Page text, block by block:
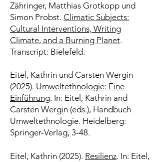
Zähringer, Matthias Grotkopp und
Simon Probst. Climatic Subjects:
Cultural Interventions, Writing
Climate, and a Burning Planet.
Transcript: Bielefeld.
Eitel, Kathrin und Carsten Wergin
(2025). Umweltethnologie: Eine
Einführung. In: Eitel, Kathrin and
Carsten Wergin (eds.), Handbuch
Umweltethnologie. Heidelberg:
Springer-Verlag, 3-48.
Eitel, Kathrin (2025). Resilienz. In: Eitel,